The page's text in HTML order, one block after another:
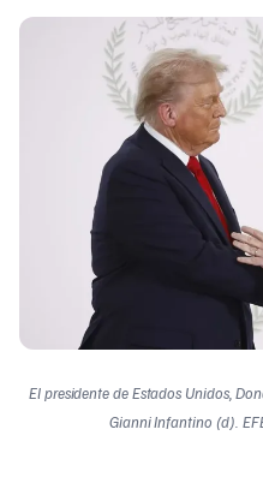
El presidente de Estados Unidos,
Gianni Infantino (d).